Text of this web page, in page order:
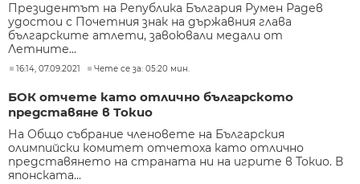
Президентът на Република България Румен Радев
удостои с Почетния знак на държавния глава
българските атлети, завоювали медали от
Летните...
16:14, 07.09.2021 Чете се за: 05:20 мин.
БОК отчете като отлично българското
представяне в Токио
На Общо събрание членовете на Българския
олимпийски комитет отчетоха като отлично
представянето на страната ни на игрите в Токио. В
японската...